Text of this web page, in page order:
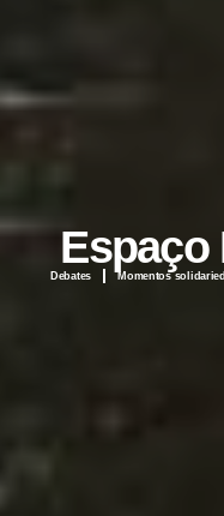
Espaço
Debates Momentos